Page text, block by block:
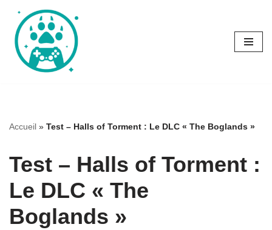
Aller
au
contenu
Accueil » Test – Halls of Torment : Le DLC « The Boglands »
Test – Halls of Torment :
Le DLC « The
Boglands »